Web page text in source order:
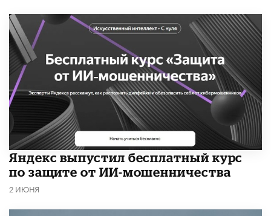
​Яндекс выпустил бесплатный курс
по защите от ИИ-мошенничества
2 ИЮНЯ